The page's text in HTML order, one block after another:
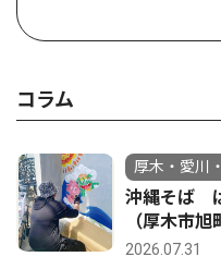
コラム
厚木・愛川
沖縄そば
（厚木市
2026.07.31